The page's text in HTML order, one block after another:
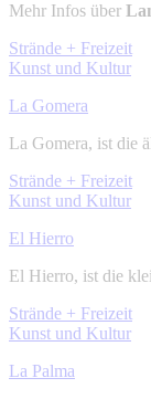
Mehr Infos über
Strände + Freizeit
Kunst und Kultur
La Gomera
La Gomera, ist die
Strände + Freizeit
Kunst und Kultur
El Hierro
El Hierro, ist die
Strände + Freizeit
Kunst und Kultur
La Palma